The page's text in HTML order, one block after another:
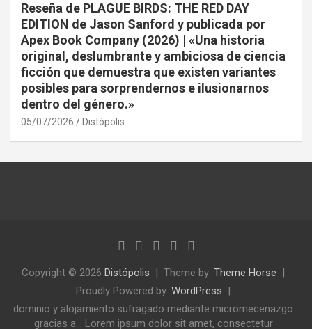
Reseña de PLAGUE BIRDS: THE RED DAY
EDITION de Jason Sanford y publicada por
Apex Book Company (2026) | «Una historia
original, deslumbrante y ambiciosa de ciencia
ficción que demuestra que existen variantes
posibles para sorprendernos e ilusionarnos
dentro del género.»
05/07/2026 Distópolis
Copyright © 2026 Distópolis Theme by: Theme Horse
Proudly Powered by: WordPress
dominio y alojamiento sufragado mediante micromecenazgo
gracias a... Lorem ipsum dolor sit amet, consectetur